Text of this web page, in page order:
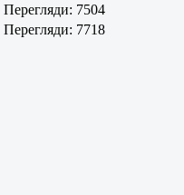
Перегляди: 7504
Перегляди: 7718